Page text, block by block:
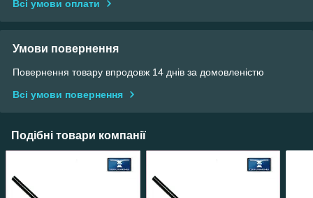
Всі умови оплати
Умови повернення
Повернення товару впродовж 14 днів за домовленістю
Всі умови повернення
Подібні товари компанії